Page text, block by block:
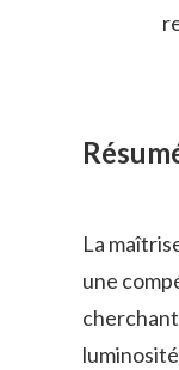
La
une